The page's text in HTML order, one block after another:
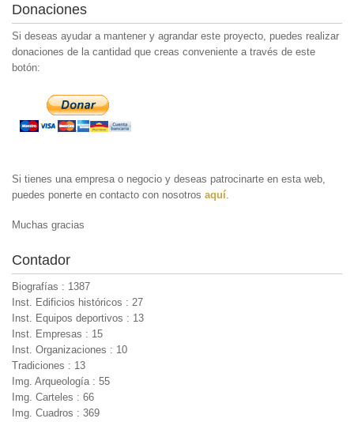
Donaciones
Si deseas ayudar a mantener y agrandar este proyecto, puedes realizar
donaciones de la cantidad que creas conveniente a través de este
botón:
Si tienes una empresa o negocio y deseas patrocinarte en esta web,
puedes ponerte en contacto con nosotros aquí
Muchas gracias
Contador
Biografías : 1387
Inst. Edificios históricos : 27
Inst. Equipos deportivos : 13
Inst. Empresas : 15
Inst. Organizaciones : 10
Tradiciones : 13
Img. Arqueología : 55
Img. Carteles : 66
Img. Cuadros : 369